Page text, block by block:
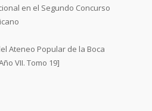
en el Segundo Concurso
Ateneo Popular de la Boca
VII. Tomo 19]